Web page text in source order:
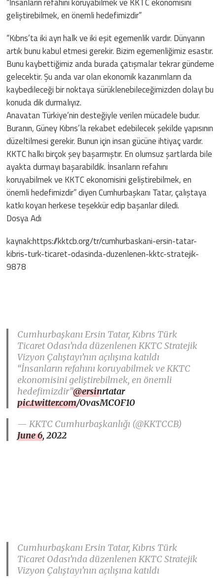
geliştirebilmek, en önemli hedefimizdir”
“Kıbrıs’ta iki ayrı halk ve iki eşit egemenlik vardır. Dünyanın
artık bunu kabul etmesi gerekir. Bizim egemenliğimiz esastır.
Bunu kaybettiğimiz anda burada çatışmalar tekrar gündeme
gelecektir. Şu anda var olan ekonomik kazanımların da
kaybedileceği bir noktaya sürüklenebileceğimizden dolayı bu
konuda dik durmalıyız.
Anavatan Türkiye’nin desteğiyle verilen mücadele budur.
Buranın, Güney Kıbrıs’la rekabet edebilecek şekilde yapısının
düzeltilmesi gerekir. Bunun için insan gücüne ihtiyaç vardır.
KKTC halkı birçok şey başarmıştır. En olumsuz şartlarda bile
ayakta durmayı başarabildik. İnsanların refahını
koruyabilmek ve KKTC ekonomisini geliştirebilmek, en
önemli hedefimizdir” diyen Cumhurbaşkanı Tatar, çalıştaya
katkı koyan herkese teşekkür edip başarılar diledi.
Dosya Adı
kaynak:https://kktcb.org/tr/cumhurbaskani-ersin-tatar-
kibris-turk-ticaret-odasinda-duzenlenen-kktc-stratejik-
9878
Cumhurbaşkanı Ersin Tatar, Kıbrıs Türk
Ticaret Odası’nda düzenlenen KKTC Stratejik
Vizyon Çalıştayı’nın açılışına katıldı
“İnsanların refahını koruyabilmek ve KKTC
ekonomisini geliştirebilmek, en önemli
hedefimizdir”@ersinrtatar
pic.twitter.com/OvasMCOF10
— KKTC Cumhurbaşkanlığı (@KKTCCB)
June 6, 2022
Cumhurbaşkanı Ersin Tatar, Kıbrıs Türk
Ticaret Odası’nda düzenlenen KKTC Stratejik
Vizyon Çalıştayı’nın açılışına katıldı